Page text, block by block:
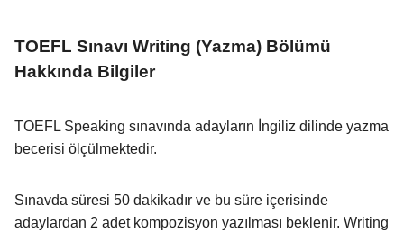
TOEFL Sınavı Writing (Yazma) Bölümü
Hakkında Bilgiler
TOEFL Speaking sınavında adayların İngiliz dilinde yazma
becerisi ölçülmektedir.
Sınavda süresi 50 dakikadır ve bu süre içerisinde
adaylardan 2 adet kompozisyon yazılması beklenir. Writing